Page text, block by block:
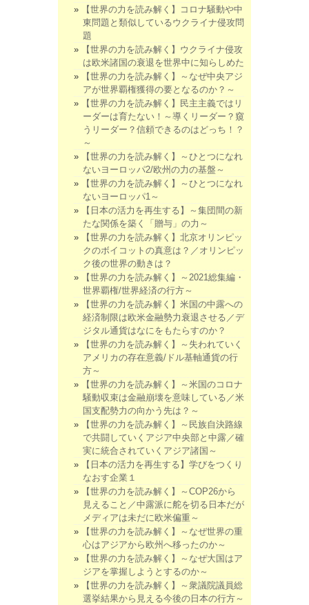
【世界の力を読み解く】コロナ騒動や中
東問題と類似しているウクライナ侵攻問
題
【世界の力を読み解く】ウクライナ侵攻
は欧米諸国の衰退を世界中に知らしめた
【世界の力を読み解く】～なぜ中央アジ
アが世界覇権獲得の要となるのか？～
【世界の力を読み解く】民主主義ではリ
ーダーは育たない！～導くリーダー？窺
うリーダー？信頼できるのはどっち！？
～
【世界の力を読み解く】～ひとつになれ
ないヨーロッパ2/欧州の力の基盤～
【世界の力を読み解く】～ひとつになれ
ないヨーロッパ1～
【日本の活力を再生する】～集団間の新
たな関係を築く「贈与」の力～
【世界の力を読み解く】北京オリンピッ
クのボイコットの真意は？／オリンピッ
ク後の世界の動きは？
【世界の力を読み解く】～2021総集編・
世界覇権/世界経済の行方～
【世界の力を読み解く】米国の中露への
経済制限は欧米金融勢力衰退させる／デ
ジタル通貨はなにをもたらすのか？
【世界の力を読み解く】～失われていく
アメリカの存在意義/ドル基軸通貨の行
方～
【世界の力を読み解く】～米国のコロナ
騒動収束は金融崩壊を意味している／米
国支配勢力の向かう先は？～
【世界の力を読み解く】～民族自決路線
で共闘していくアジア中央部と中露／確
実に統合されていくアジア諸国～
【日本の活力を再生する】学びをつくり
なおす企業１
【世界の力を読み解く】～COP26から
見えること／中露派に舵を切る日本だが
メディアは未だに欧米偏重～
【世界の力を読み解く】～なぜ世界の重
心はアジアから欧州へ移ったのか～
【世界の力を読み解く】～なぜ大国はア
ジアを掌握しようとするのか～
【世界の力を読み解く】～衆議院議員総
選挙結果から見える今後の日本の行方～